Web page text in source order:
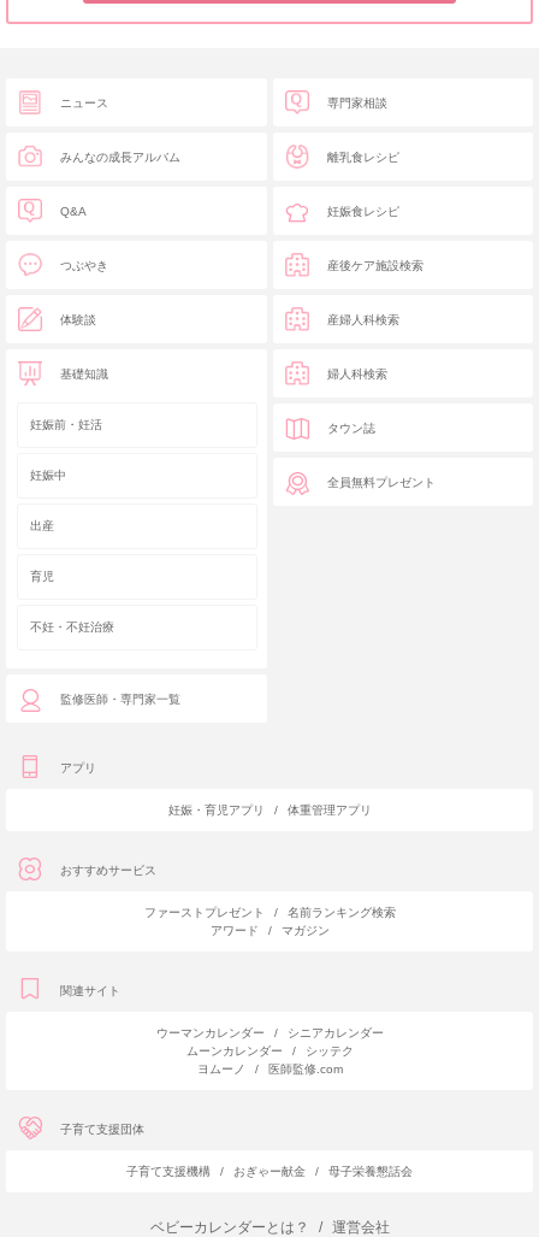
ニュース
みんなの成長アルバム
Q&A
つぶやき
体験談
基礎知識
妊娠前・妊活
妊娠中
出産
育児
不妊・不妊治療
監修医師・専門家一覧
専門家相談
離乳食レシピ
妊娠食レシピ
産後ケア施設検索
産婦人科検索
婦人科検索
タウン誌
全員無料プレゼント
アプリ
妊娠・育児アプリ / 体重管理アプリ
おすすめサービス
ファーストプレゼント /
名前ランキング検索
アワード
/ マガジン
関連サイト
ウーマンカレンダー /
シニアカレンダー
ムーンカレンダー
/
シッテク
ヨムーノ
/ 医師監修.com
子育て支援団体
子育て支援機構 / おぎゃー献金 / 母子栄養懇話会
ベビーカレンダーとは？ / 運営会社